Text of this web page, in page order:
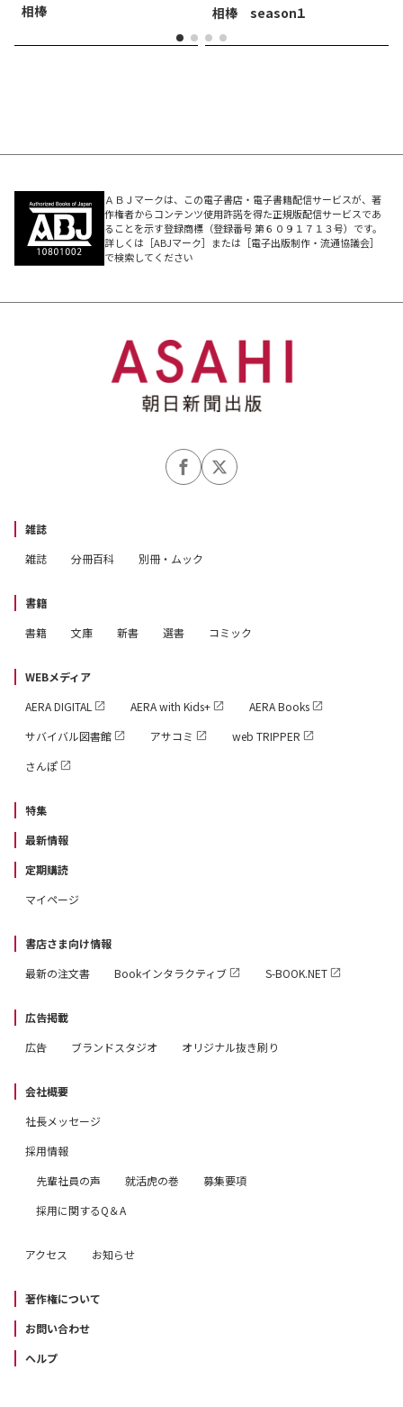
相棒 相棒 season１
ＡＢＪマークは、この電子書店・電子書籍配信サービスが、著
作権者からコンテンツ使用許諾を得た正規版配信サービスであ
ることを示す登録商標（登録番号 第６０９１７１３号）です。
詳しくは［ABJマーク］または［電子出版制作・流通協議会］
で検索してください
雑誌
雑誌
分冊百科 別冊・ムック
書籍
書籍
文庫 新書 選書 コミック
WEBメディア
AERA DIGITAL
AERA with Kids+
AERA Books
サバイバル図書館
アサコミ
web TRIPPER
さんぽ
特集
最新情報
定期購読
マイページ
書店さま向け情報
最新の注文書
Bookインタラクティブ S-BOOK.NET
広告掲載
広告
ブランドスタジオ オリジナル抜き刷り
会社概要
社長メッセージ
採用情報
先輩社員の声
就活虎の巻
募集要項
採用に関するQ＆A
アクセス お知らせ
著作権について
お問い合わせ
ヘルプ